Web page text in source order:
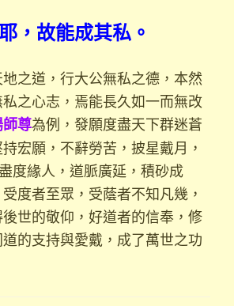
，故能成其私。
道，行大公無私之德，本然
之心志，焉能長久如一而無改
尊為例，發願度盡天下群迷蒼
宏願，不辭勞苦，披星戴月，
度緣人，道脈廣延，積砂成
度者至眾，受蔭者不知凡幾，
世的敬仰，好道者的信奉，修
的支持與愛戴，成了萬世之功